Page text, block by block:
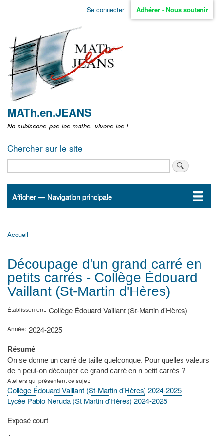
Aller
non
identifié
Se connecter Adhérer - Nous soutenir
MATh.en.JEANS
Ne subissons pas les maths, vivons les !
Chercher sur le site
Navigation
Afficher — Navigation principale
Accueil
ActualitésMATh.en.JEANS ?
Régions et Ateliers
Créer, gérer un atelier
Sujets/Publications
Congrès
d'Ariane
Accueil
Découpage d'un grand carré en
petits carrés - Collège Édouard
Vaillant (St-Martin d'Hères)
Établissement Collège Édouard Vaillant (St-Martin d'Hères)
Année 2024-2025
Résumé
On se donne un carré de taille quelconque. Pour quelles valeurs
de n peut-on découper ce grand carré en n petit carrés ?
Ateliers qui présentent ce sujet
Collège Édouard Vaillant (St-Martin d'Hères) 2024-2025
Lycée Pablo Neruda (St Martin d'Hères) 2024-2025
Type
Exposé court